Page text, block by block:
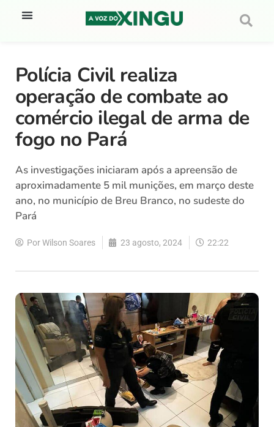
Polícia Civil realiza
operação de combate ao
comércio ilegal de arma de
fogo no Pará
As investigações iniciaram após a apreensão de
aproximadamente 5 mil munições, em março deste
ano, no município de Breu Branco, no sudeste do
Pará
PorWilson Soares 23 agosto, 2024 22:22